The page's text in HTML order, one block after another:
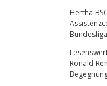
Hertha
Ronald